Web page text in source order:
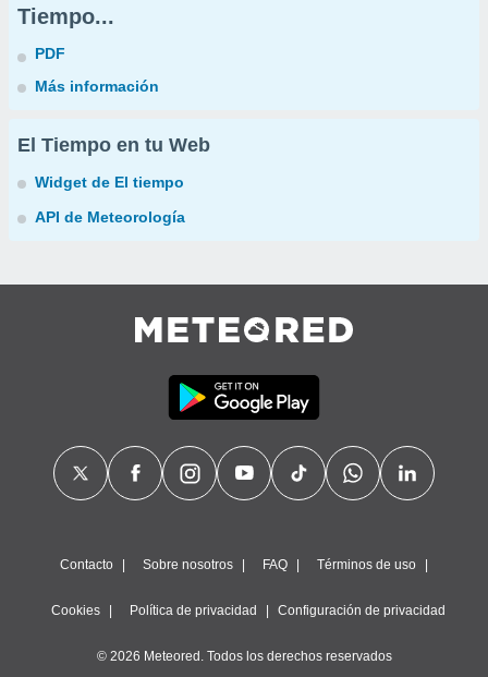
Tiempo...
PDF
Más información
El Tiempo en tu Web
Widget de El tiempo
API de Meteorología
Contacto Sobre nosotros FAQ Términos de uso
Cookies Política de privacidad Configuración de privacidad
© 2026 Meteored. Todos los derechos reservados